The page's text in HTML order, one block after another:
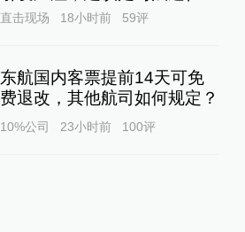
直击现场 18小时前 59评
东航国内客票提前14天可免
费退改，其他航司如何规定？
10%公司 23小时前 100评